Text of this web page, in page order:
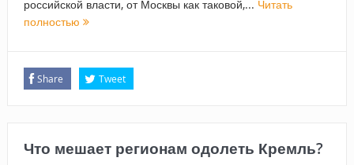
российской власти, от Москвы как таковой,... Читать
полностью
Share Tweet
Что мешает регионам одолеть Кремль?